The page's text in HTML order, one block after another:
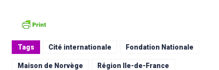
Tags Cité internationale Fondation Nationale
Maison de Norvège Région Ile-de-France